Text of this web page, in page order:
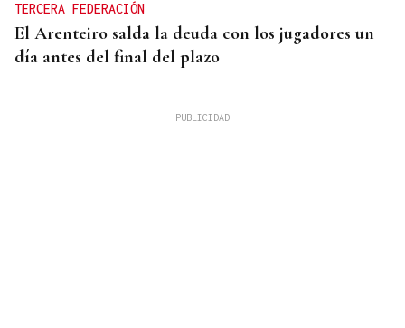
TERCERA FEDERACIÓN
El Arenteiro salda la deuda con los jugadores un
día antes del final del plazo